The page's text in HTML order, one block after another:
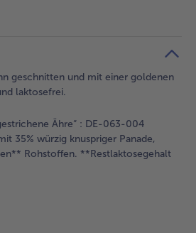
geschnitten und mit einer goldenen
laktosefrei.
Ähre“ : DE-063-004
35% würzig knuspriger Panade,
Rohstoffen. **Restlaktosegehalt